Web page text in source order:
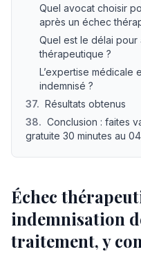
Quel avocat choisir
après un échec
Quel est le délai pour
thérapeutique ?
L’expertise médicale
indemnisé ?
37. Résultats obtenus
38. Conclusion : faites
gratuite 30 minutes au
Échec
indemnisation
traitement, y